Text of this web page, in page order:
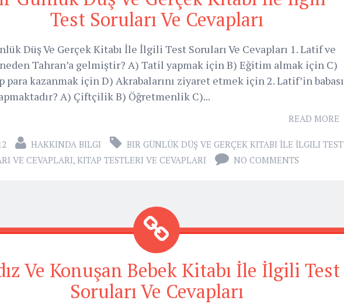
Test Soruları Ve Cevapları
Düş Ve Gerçek Kitabı İle İlgili Test Soruları Ve Cevapları 1. Latif ve
neden Tahran’a gelmiştir? A) Tatil yapmak için B) Eğitim almak için C)
para kazanmak için D) Akrabalarını ziyaret etmek için 2. Latif’in babası
A) Çiftçilik B) Öğretmenlik C)...
READ MORE
HAKKINDA BILGI
BIR GÜNLÜK DÜŞ VE GERÇEK KITABI İLE İLGILI TEST
VE CEVAPLARI, KITAP TESTLERI VE CEVAPLARI NO COMMENTS
Ve Konuşan Bebek Kitabı İle İlgili Test
Soruları Ve Cevapları